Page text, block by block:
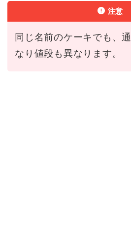
注意
同じ名前のケーキでも、
なり値段も異なります。